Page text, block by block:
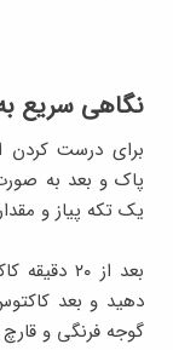
نگاهی سریع
برای درست کردن
پاک و بعد به
یک تکه پیاز و
بعد از ۲۰
دهید و بعد
گوجه فرنگی و